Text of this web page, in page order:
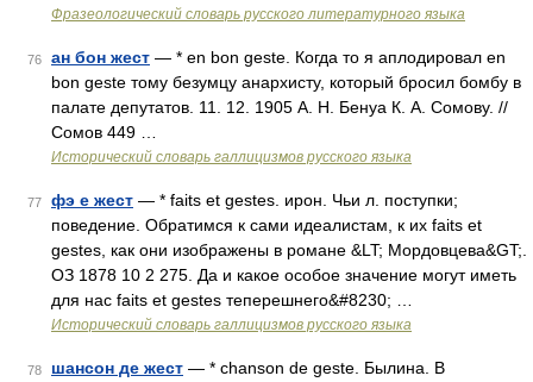
Фразеологический словарь русского литературного языка
76 ан бон жест — * en bon geste. Когда то я аплодировал en
bon geste тому безумцу анархисту, который бросил бомбу в
палате депутатов. 11. 12. 1905 А. Н. Бенуа К. А. Сомову. //
Сомов 449 …
Исторический словарь галлицизмов русского языка
77 фэ е жест — * faits et gestes. ирон. Чьи л. поступки;
поведение. Обратимся к сами идеалистам, к их faits et
gestes, как они изображены в романе &LT; Мордовцева&GT;.
ОЗ 1878 10 2 275. Да и какое особое значение могут иметь
для нас faits et gestes теперешнего&#8230; …
Исторический словарь галлицизмов русского языка
78 шансон де жест — * chanson de geste. Былина. В